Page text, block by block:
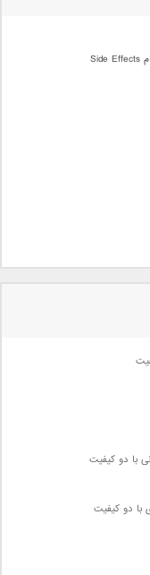
با دو کیفیت
با دو کیفیت